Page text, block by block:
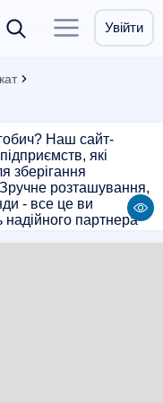
Увійти
Наш сайт-
які
зберігання
розташування,
- все це ви
партнера
пропозиціями з